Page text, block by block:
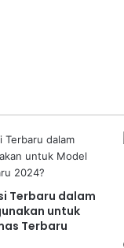
Terbaru dalam
untuk
Terbaru